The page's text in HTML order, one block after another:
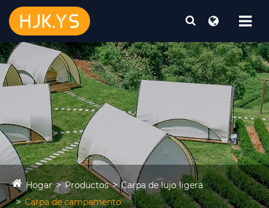
Hogar Productos
Carpa de lujo ligera
Carpa de campamento